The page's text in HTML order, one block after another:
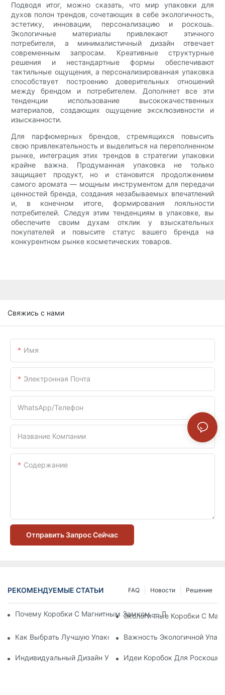
Подводя итог, можно сказать, что мир упаковки для
духов полон трендов, сочетающих в себе экологичность,
эстетику, инновации, персонализацию и роскошь.
Экологичные материалы привлекают этичного
потребителя, а минималистичный дизайн отвечает
современным запросам. Креативные структурные
решения и нестандартные формы обеспечивают
тактильные ощущения, а персонализированная упаковка
способствует построению доверительных отношений
между брендом и потребителем. Дополняет все эти
тенденции использование высококачественных
материалов, создающих ощущение эксклюзивности и
изысканности.
Для парфюмерных брендов, стремящихся повысить
свою привлекательность и выделиться на переполненном
рынке, интеграция этих трендов в стратегии упаковки
крайне важна. Продуманная упаковка не только
защищает продукт, но и становится продолжением
самого аромата — мощным инструментом для передачи
ценностей бренда, создания незабываемых впечатлений
и, в конечном итоге, формирования лояльности
потребителей. Следуя этим тенденциям в упаковке, вы
обеспечите своим духам отклик у взыскательных
покупателей и повысите статус вашего бренда на
конкурентном рынке косметических товаров.
Свяжись с нами
Имя
Электронная Почта
WhatsApp/телефон
Название Компании
Содержание
Отправить Запрос Сейчас
РЕКОМЕНДУЕМЫЕ СТАТЬИ Решение
Новости
FAQ
Почему Коробки С Магнитным Замком — Лучший Выбор
Экологичные Коробки С
Как Выбрать Лучшую Упаковку Для Средств По Уходу За
Важность Экологичной
Индивидуальный Дизайн Упаковки Для Средств По
Идеи Коробок Для